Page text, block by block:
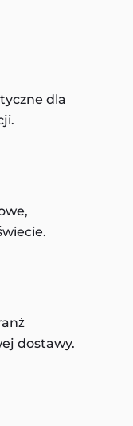
dla
dostawy.